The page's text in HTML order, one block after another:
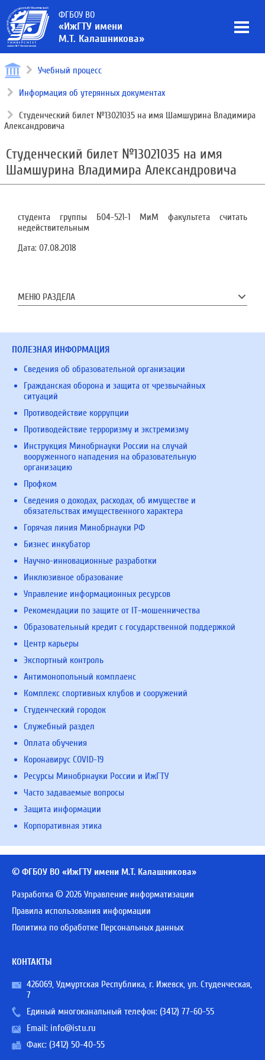
ФГБОУ ВО
«ИжГТУ имени
М.Т. Калашникова»
Учебный процесс
Информация об утерянных документах
Студенческий билет №13021035 на имя Шамшурина Владимира
Александровича
Студенческий билет №13021035 на имя
Шамшурина Владимира Александровича
студента группы Б04-521-1 МиМ факультета считать
недействительным
Дата: 07.08.2018
МЕНЮ РАЗДЕЛА
ПОЛЕЗНАЯ ИНФОРМАЦИЯ
Сведения об образовательной организации
Гражданская оборона и защита от чрезвычайных
ситуаций
Противодействие коррупции
Противодействие терроризму и экстремизму
Инструкция Минобрнауки России на случай
вооруженного нападения на образовательную
организацию
Профком
Сведения о доходах, расходах, об имуществе и
обязательствах имущественного характера
Горячая линия Минобрнауки РФ
Бизнес инкубатор
Научно-инновационные разработки
Инклюзивное образование
Управление информационных ресурсов
Рекомендации по защите от IT-мошенничества
Образовательный кредит с государственной поддержкой
Центр карьеры
Экспортный контроль
Антимонопольный комплаенс
Комплекс спортивных клубов и сооружений
Студенческий городок
Служебный раздел
Оплата обучения
Коронавирус COVID-19
Ресурсы Минобрнауки России и ИжГТУ
Часто задаваемые вопросы
Защита информации
Корпоративная этика
© ФГБОУ ВО «ИжГТУ имени М.Т. Калашникова»
Разработка © 2026 Управление информатизации
Правила использования информации
Политика по обработке Персональных данных
КОНТАКТЫ
426069, Удмуртская Республика, г. Ижевск, ул. Студенческая,
7
Единый многоканальный телефон: (3412) 77-60-55
Email: info@istu.ru
Факс: (3412) 50-40-55